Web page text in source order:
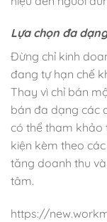
Lựa chọn đa
Đừng chỉ kinh
đang tự hạn chế
Thay vì chỉ bán
bán đa dạng các
có thể tham khảo
kiện kèm theo
tăng doanh thu
tâm.
https://